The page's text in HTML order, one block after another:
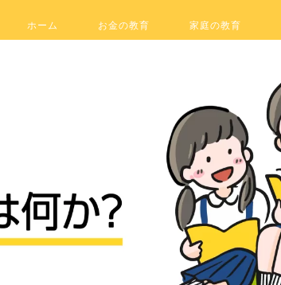
ホーム お金の教育 家庭の教育